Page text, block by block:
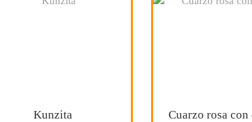
Kunzita Cuarzo rosa